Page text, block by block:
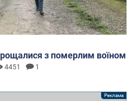
з померлим воїном
4451 1